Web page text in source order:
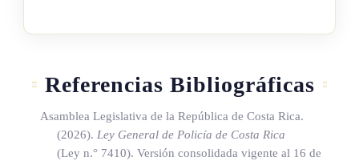
almacenadas de manera segura en los servidores
tiempo establecido vía reglamento, después del cual serán
procesos judiciales o administrativos en los que hayan
formado parte.
Referencias Bibliográficas
Asamblea Legislativa de la República de Costa Rica.
(2026). Ley General de Policía de Costa Rica
(Ley n.° 7410). Versión consolidada vigente al 16 de